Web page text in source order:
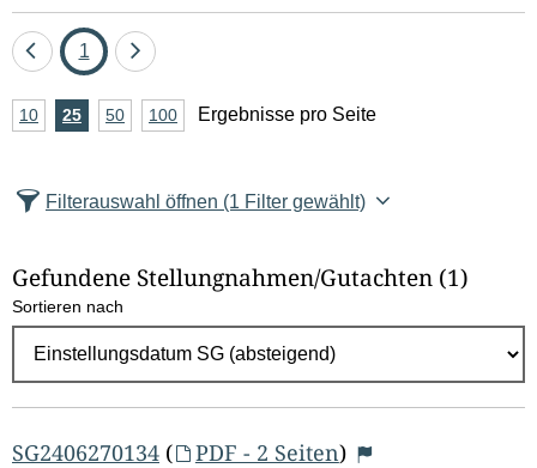
h
Eine
zurück
Seite
1
Eine
vor
A
z
l
E
g
e
b
10Ergebnisse
25Ergebnisse
50Ergebnisse
100Ergebnisse
Ergebnisse pro Seite
Filterauswahl öffnen (1 Filter gewählt)
Gefundene Stellungnahmen/⁠Gutachten (1)
Sortieren nach
SG2406270134 ( PDF - 2 Seiten)